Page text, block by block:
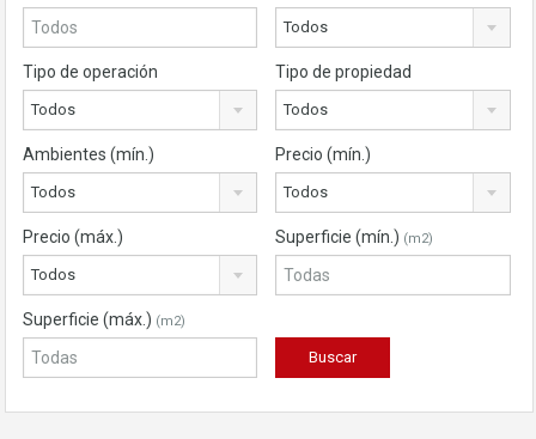
Todos
Tipo de operación
Todos
Tipo de propiedad
Todos
Ambientes (mín.)
Todos
Precio (mín.)
Todos
Precio (máx.)
Todos
Superficie (mín.) (m2)
Superficie (máx.) (m2)